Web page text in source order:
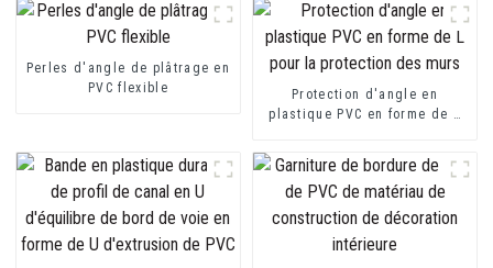
Perles d'angle de plâtrage en
PVC flexible
Protection d'angle en
plastique PVC en forme de L